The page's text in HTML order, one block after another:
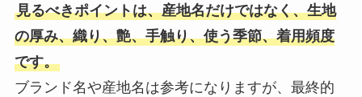
見るべきポイントは、産地名だけではなく、生地
の厚み、織り、艶、手触り、使う季節、着用頻度
です。
ブランド名や産地名は参考になりますが、最終的